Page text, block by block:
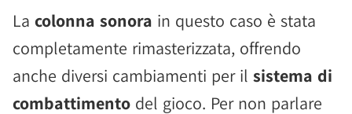
La colonna sonora in questo caso è stata
completamente rimasterizzata, offrendo
anche diversi cambiamenti per il sistema di
combattimento del gioco. Per non parlare